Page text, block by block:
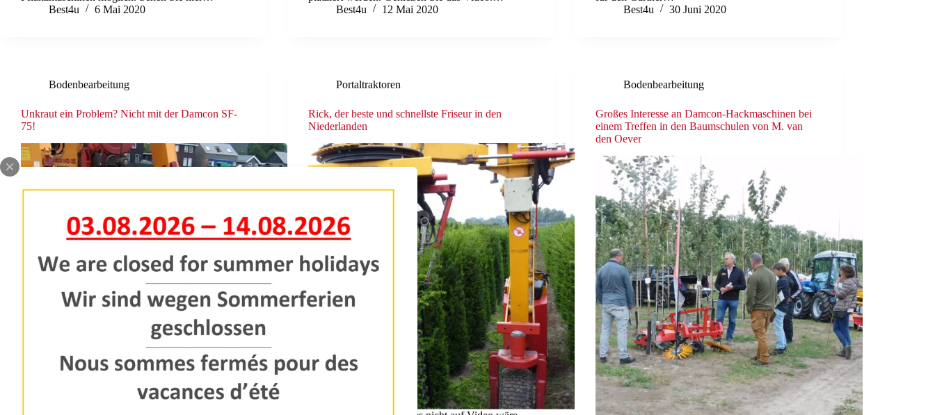
Best4u
6 Mai 2020
Best4u
12 Mai 2020
Best4u
30 Juni 2020
Bodenbearbeitung
Unkraut ein Problem? Nicht mit der Damcon SF-
75!
Portaltraktoren
Rick, der beste und schnellste Friseur in den
Niederlanden
Bodenbearbeitung
Großes Interesse an Damcon-Hackmaschinen bei
einem Treffen in den Baumschulen von M. van
den Oever